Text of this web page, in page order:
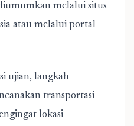
melalui situs
atau melalui portal
ujian, langkah
transportasi
lokasi